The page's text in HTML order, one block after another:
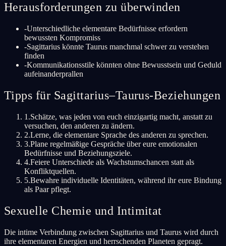
Herausforderungen zu überwinden
-Unterschiedliche elementare Bedürfnisse erfordern
bewussten Kompromiss
-Sagittarius könnte Taurus manchmal schwer zu verstehen
finden
-Kommunikationsstile könnten ohne Bewusstsein und Geduld
aufeinanderprallen
Tipps für Sagittarius–Taurus-Beziehungen
1 .Schätze, was jeden von euch einzigartig macht, anstatt zu
versuchen, den anderen zu ändern.
2.Lerne, die elementare Sprache des anderen zu sprechen.
3.Plane regelmäßige Gespräche über eure emotionalen
Bedürfnisse und Beziehungsziele.
4.Feiere Unterschiede als Wachstumschancen statt als
Konfliktquellen.
5.Bewahre individuelle Identitäten, während ihr eure Bindung
als Paar pflegt.
Sexuelle Chemie und Intimitat
Die intime Verbindung zwischen Sagittarius und Taurus wird durch
ihre elementaren Energien und herrschenden Planeten gepragt.